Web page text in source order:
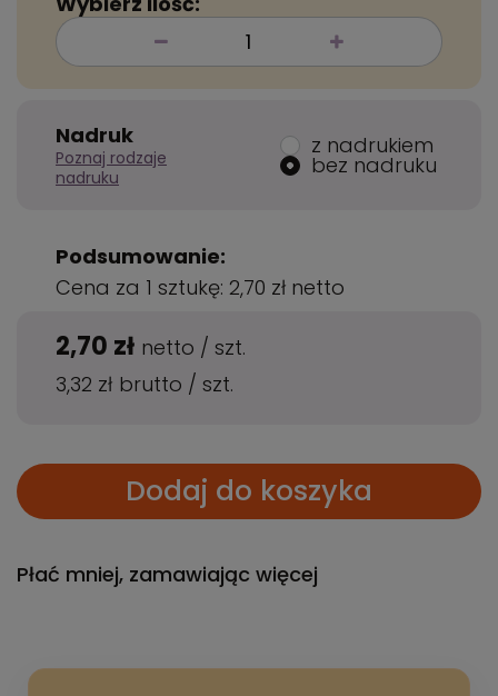
Nadruk
Poznaj rodzaje
nadruku
z nadrukiem
bez nadruku
Podsumowanie:
Cena za 1 sztukę: 2,70 zł netto
2,70 zł netto / szt.
3,32 zł brutto / szt.
Dodaj do koszyka
Płać mniej, zamawiając więcej